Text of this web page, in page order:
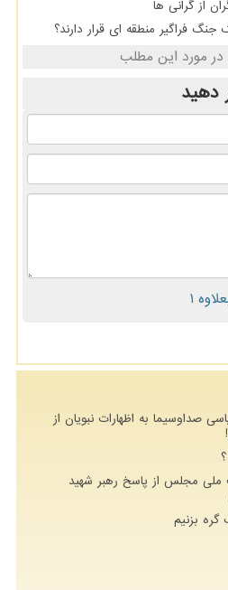
از گرانی ها
جنگ فراگیر منطقه ای قرار دارند؟
در مورد این مطلب
دهید
صداوسیما به اظهارات نبویان از
مجلس از پاسخ رهبر شهید
بزنیم